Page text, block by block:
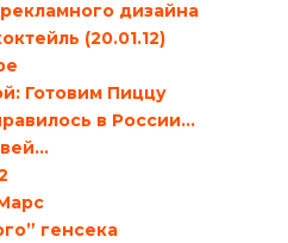
дизайна
(20.01.12)
Готовим Пиццу
в России...
генсека